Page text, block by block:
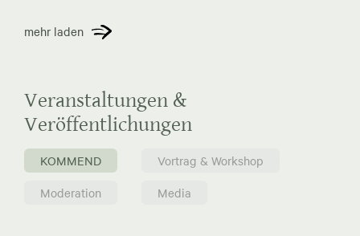
mehr laden
Veranstaltungen &
Veröffentlichungen
KOMMEND
Vortrag & Workshop
Moderation
Media